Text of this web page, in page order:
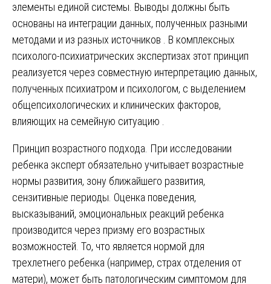
элементы единой системы. Выводы должны быть
основаны на интеграции данных, полученных разными
методами и из разных источников . В комплексных
психолого-психиатрических экспертизах этот принцип
реализуется через совместную интерпретацию данных,
полученных психиатром и психологом, с выделением
общепсихологических и клинических факторов,
влияющих на семейную ситуацию .
Принцип возрастного подхода. При исследовании
ребенка эксперт обязательно учитывает возрастные
нормы развития, зону ближайшего развития,
сензитивные периоды. Оценка поведения,
высказываний, эмоциональных реакций ребенка
производится через призму его возрастных
возможностей. То, что является нормой для
трехлетнего ребенка (например, страх отделения от
матери), может быть патологическим симптомом для